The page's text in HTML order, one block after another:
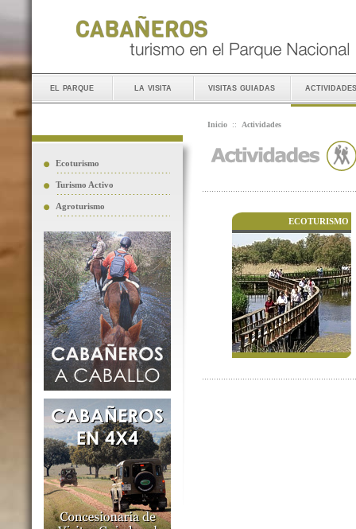
el parque la visita visitas guiadas actividades
Ecoturismo
Turismo Activo
Agroturismo
Inicio :: Actividades
ECOTURISMO